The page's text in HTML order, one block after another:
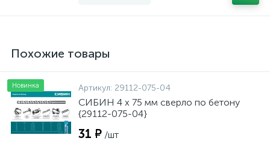
Похожие товары
Новинка Артикул: 29112-075-04
СИБИН 4 x 75 мм сверло по бетону
{29112-075-04}
31 ₽ /шт